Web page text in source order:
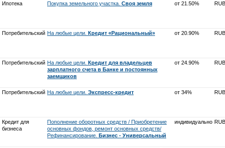
Ипотека Покупка земельного участка. Своя земля от 21.50% RUB
Потребительский На любые цели. Кредит «Рациональный» от 20.90% RUB
Потребительский На любые цели. Кредит для владельцев
зарплатного счета в Банке и постоянных
заемщиков
от 24.90% RUB
Потребительский На любые цели. Экспресс-кредит от 34% RUB
Кредит для
бизнеса
Пополнение оборотных средств / Приобретение
основных фондов, ремонт основных средств/
Рефинансирование. Бизнес - Универсальный
индивидуально RUB